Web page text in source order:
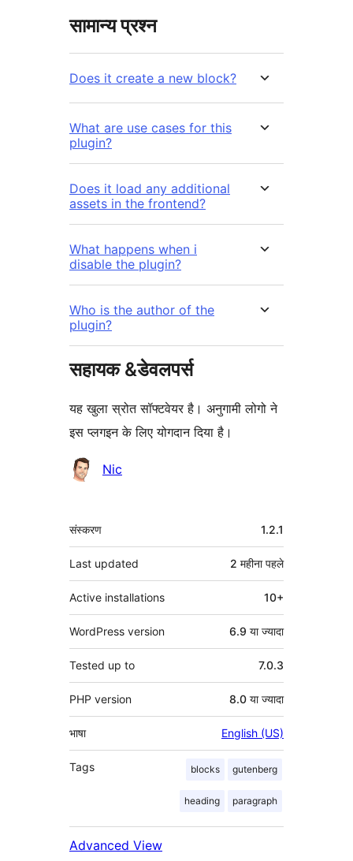
सामान्य प्रश्न
Does it create a new block?
What are use cases for this
plugin?
Does it load any additional
assets in the frontend?
What happens when i
disable the plugin?
Who is the author of the
plugin?
सहायक &डेवलपर्स
यह खुला स्रोत सॉफ्टवेयर है। अनुगामी लोगो ने
इस प्लगइन के लिए योगदान दिया है।
योगदानकर्ता
Nic
मेटा
संस्करण 1.2.1
Last updated 2 महीनापहले
Active installations 10+
WordPress version 6.9 या ज्यादा
Tested up to 7.0.3
PHP version 8.0 या ज्यादा
भाषा English (US)
Tags blocks gutenberg
heading paragraph
Advanced View